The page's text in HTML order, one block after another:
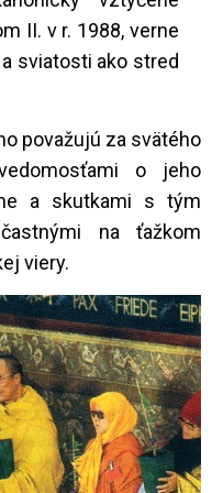
II. v r. 1988, verne
sviatosti ako stred
považujú za svätého
o jeho
a skutkami s tým
na ťažkom
viery.